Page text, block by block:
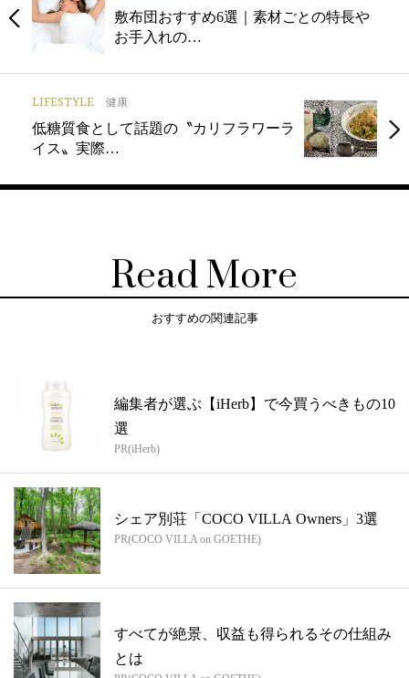
敷布団おすすめ6選｜素材ごとの特長や
お手入れの…
LIFESTYLE 健康
低糖質食として話題の〝カリフラワーラ
イス〟実際…
Read More
おすすめの関連記事
編集者が選ぶ【iHerb】で今買うべきもの10
選
PR(iHerb)
シェア別荘「COCO VILLA Owners」3選
PR(COCO VILLA on GOETHE)
すべてが絶景、収益も得られるその仕組み
とは